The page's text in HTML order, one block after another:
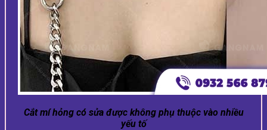
Cắt mí hỏng có sửa được không phụ thuộc vào nhiều
yếu tố